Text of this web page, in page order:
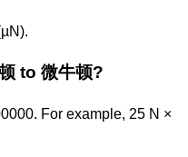
to 微牛顿?
For example, 25 N ×